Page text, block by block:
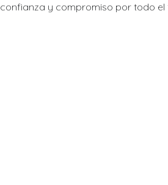
confianza y compromiso por todo el